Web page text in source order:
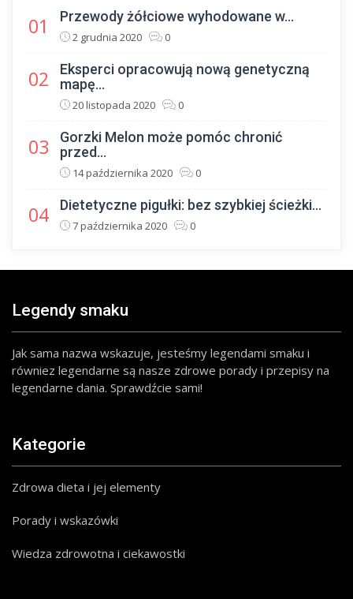
01 Przewody żółciowe wyhodowane w...
2 grudnia 2020 0
02
Eksperci opracowują nową genetyczną
mapę...
20 listopada 2020 0
03
Gorzki Melon może pomóc chronić
przed...
14 października 2020 0
04 Dietetyczne pigułki: bez szybkiej ścieżki...
7 października 2020 0
Legendy smaku
Jak sama nazwa wskazuje, jesteśmy legendami smaku i
równiez legendarne są nasze zdrowe porady i przepisy na
legendarne dania. Sprawdźcie sami!
Kategorie
Zdrowa dieta i jej elementy
Porady i wskazówki
Wiedza zdrowotna i ciekawostki